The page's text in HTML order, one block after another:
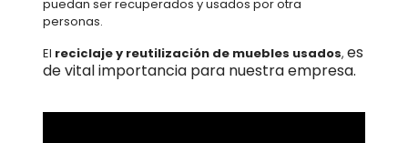
puedan ser recuperados y usados por otra
personas.
El reciclaje y reutilización de muebles usados, es
de vital importancia para nuestra empresa.